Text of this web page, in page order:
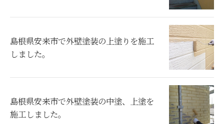
島根県安来市で外壁塗装の上塗りを施工
しました。
島根県安来市で外壁塗装の中塗、上塗を
施工しました。